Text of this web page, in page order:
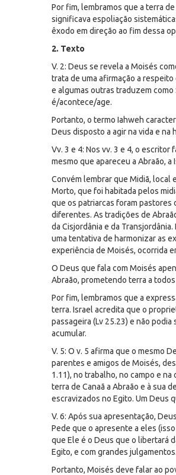
Por fim, lembramos que a terra
significava espoliação
êxodo em direção ao fim dessa
2. Texto
V. 2: Deus se revela a Moisés
trata de uma afirmação a
e algumas outras traduzem
é/acontece/age.
Portanto, o termo Iahweh
Deus disposto a agir na vida e
Vv. 3 e 4: Nos vv. 3 e 4, o
mesmo que apareceu a Abraão,
Convém lembrar que Midiã, local
Morto, que foi habitada pelos
que os patriarcas foram pastores
diferentes. As tradições de
da Cisjordânia e da
uma tentativa de harmonizar as
experiência de Moisés, ocorrida
O Deus que fala com Moisés
Abraão, prometendo terra a
Por fim, lembramos que a
terra. Israel acredita que o
passageira (Lv 25.23) e não
acumular.
V. 5: O v. 5 afirma que o mesmo
parentes e amigos de Moisés,
1.11), no trabalho, no campo e
terra de Canaã a Abraão e à sua
escravizados no Egito. Um Deus
V. 6: Após sua apresentação,
Pede que o apresente a eles
que Ele é o Deus que o libertará
Egito, e com grandes julgamentos.
Portanto, Moisés deve falar ao